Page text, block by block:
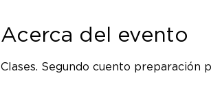
Acerca del evento
Clases. Segundo cuento preparación